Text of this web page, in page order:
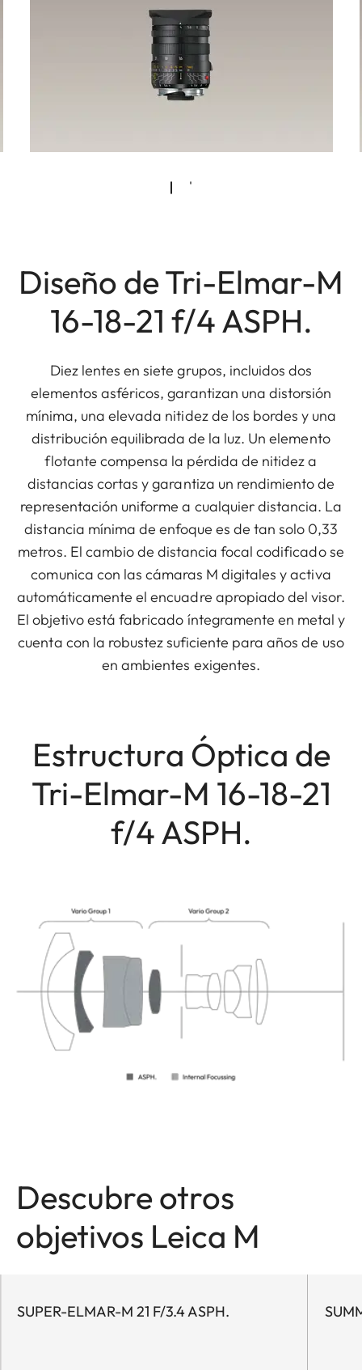
Diseño de Tri-Elmar-M
16-18-21 f/4 ASPH.
Diez lentes en siete grupos, incluidos dos
elementos asféricos, garantizan una distorsión
mínima, una elevada nitidez de los bordes y una
distribución equilibrada de la luz. Un elemento
flotante compensa la pérdida de nitidez a
distancias cortas y garantiza un rendimiento de
representación uniforme a cualquier distancia. La
distancia mínima de enfoque es de tan solo 0,33
metros. El cambio de distancia focal codificado se
comunica con las cámaras M digitales y activa
automáticamente el encuadre apropiado del visor.
El objetivo está fabricado íntegramente en metal y
cuenta con la robustez suficiente para años de uso
en ambientes exigentes.
Estructura Óptica de
Tri-Elmar-M 16-18-21
f/4 ASPH.
Descubre otros
objetivos Leica M
SUPER-ELMAR-M 21 F/3.4 ASPH.